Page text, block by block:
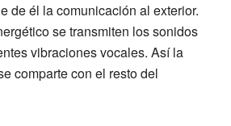
de él la comunicación al exterior.
se transmiten los sonidos
vibraciones vocales. Así la
comparte con el resto del